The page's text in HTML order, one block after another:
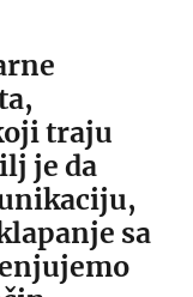
traju
je da
sa